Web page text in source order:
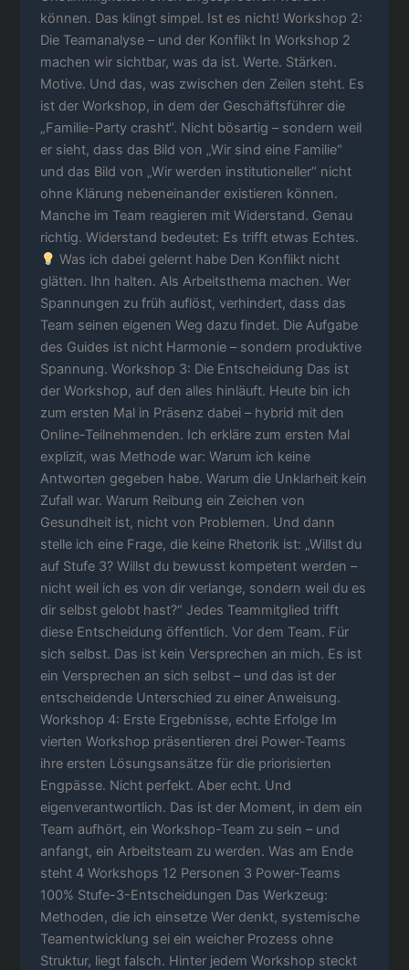
können. Das klingt simpel. Ist es nicht! Workshop 2:
Die Teamanalyse – und der Konflikt In Workshop 2
machen wir sichtbar, was da ist. Werte. Stärken.
Motive. Und das, was zwischen den Zeilen steht. Es
ist der Workshop, in dem der Geschäftsführer die
„Familie-Party crasht“. Nicht bösartig – sondern weil
er sieht, dass das Bild von „Wir sind eine Familie“
und das Bild von „Wir werden institutioneller“ nicht
ohne Klärung nebeneinander existieren können.
Manche im Team reagieren mit Widerstand. Genau
richtig. Widerstand bedeutet: Es trifft etwas Echtes.
Was ich dabei gelernt habe Den Konflikt nicht
glätten. Ihn halten. Als Arbeitsthema machen. Wer
Spannungen zu früh auflöst, verhindert, dass das
Team seinen eigenen Weg dazu findet. Die Aufgabe
des Guides ist nicht Harmonie – sondern produktive
Spannung. Workshop 3: Die Entscheidung Das ist
der Workshop, auf den alles hinläuft. Heute bin ich
zum ersten Mal in Präsenz dabei – hybrid mit den
Online-Teilnehmenden. Ich erkläre zum ersten Mal
explizit, was Methode war: Warum ich keine
Antworten gegeben habe. Warum die Unklarheit kein
Zufall war. Warum Reibung ein Zeichen von
Gesundheit ist, nicht von Problemen. Und dann
stelle ich eine Frage, die keine Rhetorik ist: „Willst du
auf Stufe 3? Willst du bewusst kompetent werden –
nicht weil ich es von dir verlange, sondern weil du es
dir selbst gelobt hast?“ Jedes Teammitglied trifft
diese Entscheidung öffentlich. Vor dem Team. Für
sich selbst. Das ist kein Versprechen an mich. Es ist
ein Versprechen an sich selbst – und das ist der
entscheidende Unterschied zu einer Anweisung.
Workshop 4: Erste Ergebnisse, echte Erfolge Im
vierten Workshop präsentieren drei Power-Teams
ihre ersten Lösungsansätze für die priorisierten
Engpässe. Nicht perfekt. Aber echt. Und
eigenverantwortlich. Das ist der Moment, in dem ein
Team aufhört, ein Workshop-Team zu sein – und
anfangt, ein Arbeitsteam zu werden. Was am Ende
steht 4 Workshops 12 Personen 3 Power-Teams
100% Stufe-3-Entscheidungen Das Werkzeug:
Methoden, die ich einsetze Wer denkt, systemische
Teamentwicklung sei ein weicher Prozess ohne
Struktur, liegt falsch. Hinter jedem Workshop steckt